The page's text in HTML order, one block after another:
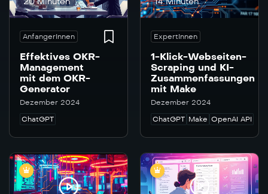
AnfangerInnen
Effektives OKR-
Management
mit dem OKR-
Generator
Dezember 2024
ChatGPT
ExpertInnen
1-Klick-Webseiten-
Scraping und KI-
Zusammenfassungen
mit Make
Dezember 2024
ChatGPT Make OpenAI API